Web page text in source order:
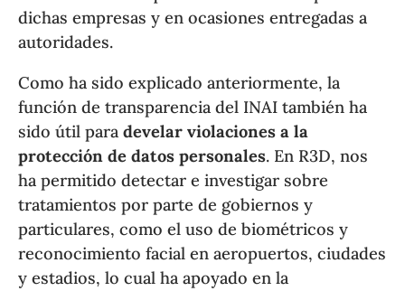
dichas empresas y en ocasiones entregadas a
autoridades.
Como ha sido explicado anteriormente, la
función de transparencia del INAI también ha
sido útil paradevelar violaciones a la
protección de datos personales. En R3D, nos
ha permitido detectar e investigar sobre
tratamientos por parte de gobiernos y
particulares, como el uso de biométricos y
reconocimiento facial en aeropuertos, ciudades
y estadios, lo cual ha apoyado en la